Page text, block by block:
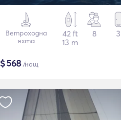
Ветроходна
яхта
42 ft
13 m
8 3
$568/нощ